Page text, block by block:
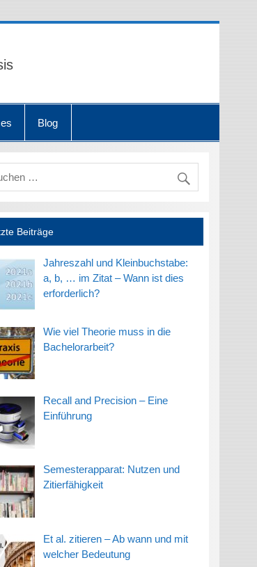
Blog
Beiträge
Jahreszahl und Kleinbuchstabe:
a, b, … im Zitat – Wann ist dies
erforderlich?
Wie viel Theorie muss in die
Bachelorarbeit?
Recall and Precision – Eine
Einführung
Semesterapparat: Nutzen und
Zitierfähigkeit
Et al. zitieren – Ab wann und mit
welcher Bedeutung